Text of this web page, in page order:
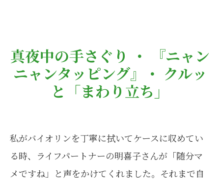
真夜中の手さぐり ・ 『ニャン
ニャンタッピング』・ クルッ
と「まわり立ち」
私がバイオリンを丁寧に拭いてケースに収めてい
る時、ライフパートナーの明喜子さんが「随分マ
メですね」と声をかけてくれました。それまで自